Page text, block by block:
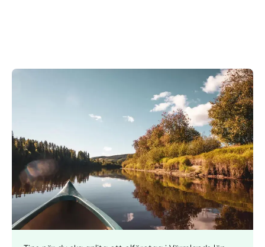
Välj tillvägagångssätt